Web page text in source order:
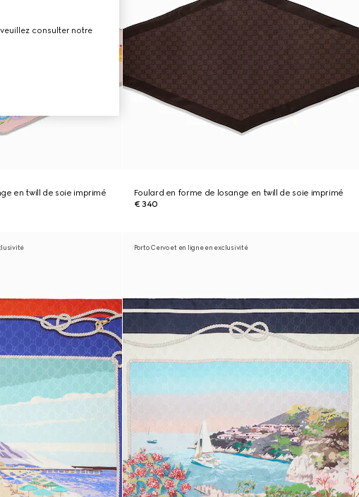
en twill de soie imprimé
Foulard en forme de losange en twill de soie imprimé
€ 340
Porto Cervo et en ligne en exclusivité
consulter notre